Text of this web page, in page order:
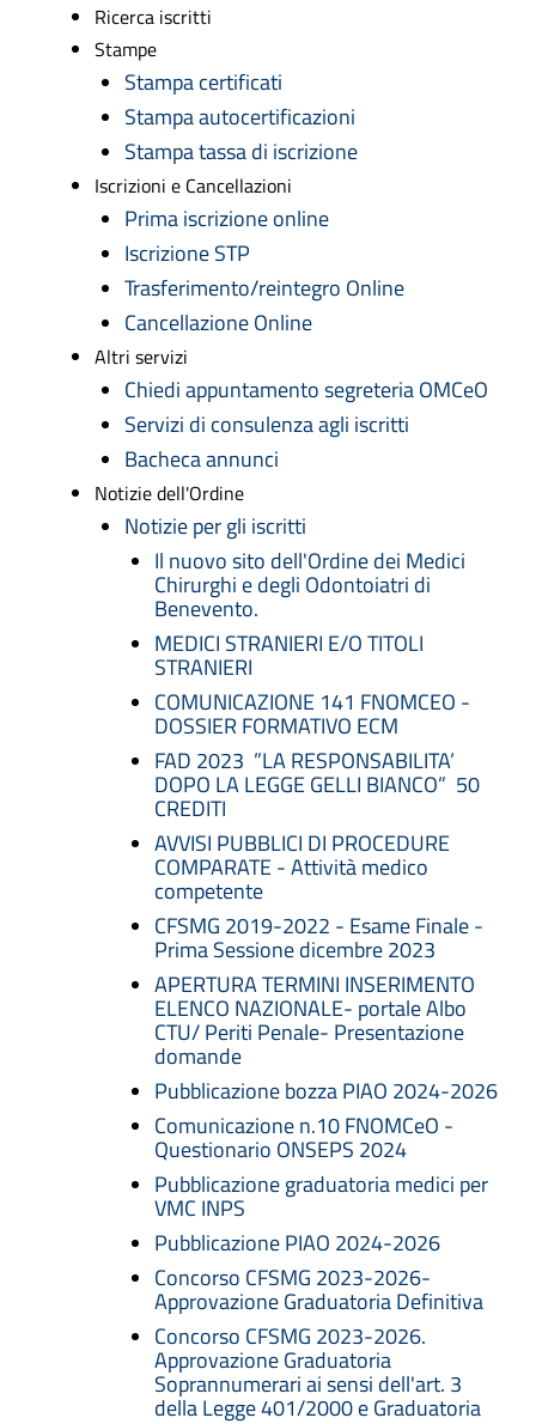
Ricerca iscritti
Stampe
Stampa certificati
Stampa autocertificazioni
Stampa tassa di iscrizione
Iscrizioni e Cancellazioni
Prima iscrizione online
Iscrizione STP
Trasferimento/reintegro Online
Cancellazione Online
Altri servizi
Chiedi appuntamento segreteria OMCeO
Servizi di consulenza agli iscritti
Bacheca annunci
Notizie dell'Ordine
Notizie per gli iscritti
Il nuovo sito dell'Ordine dei Medici
Chirurghi e degli Odontoiatri di
Benevento.
MEDICI STRANIERI E/O TITOLI
STRANIERI
COMUNICAZIONE 141 FNOMCEO -
DOSSIER FORMATIVO ECM
FAD 2023 ”LA RESPONSABILITA’
DOPO LA LEGGE GELLI BIANCO” 50
CREDITI
AVVISI PUBBLICI DI PROCEDURE
COMPARATE - Attività medico
competente
CFSMG 2019-2022 - Esame Finale -
Prima Sessione dicembre 2023
APERTURA TERMINI INSERIMENTO
ELENCO NAZIONALE- portale Albo
CTU/ Periti Penale- Presentazione
domande
Pubblicazione bozza PIAO 2024-2026
Comunicazione n.10 FNOMCeO -
Questionario ONSEPS 2024
Pubblicazione graduatoria medici per
VMC INPS
Pubblicazione PIAO 2024-2026
Concorso CFSMG 2023-2026-
Approvazione Graduatoria Definitiva
Concorso CFSMG 2023-2026.
Approvazione Graduatoria
Soprannumerari ai sensi dell'art. 3
della Legge 401/2000 e Graduatoria